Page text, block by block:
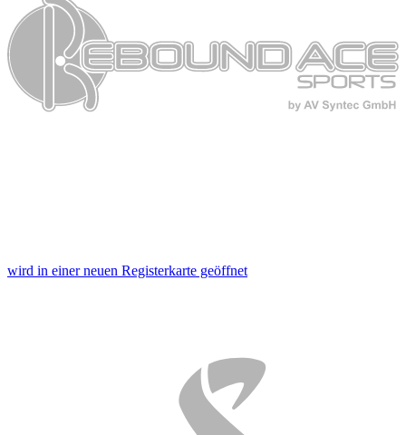
wird in einer neuen Registerkarte geöffnet